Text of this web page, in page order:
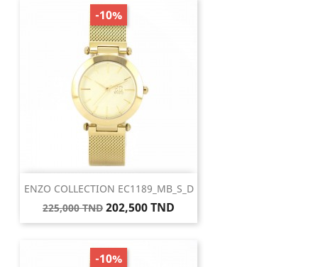
ENZO COLLECTION EC1189_MB_S_D
Prix
de
225,000 TND Prix
202,500 TND
-10%
-10%